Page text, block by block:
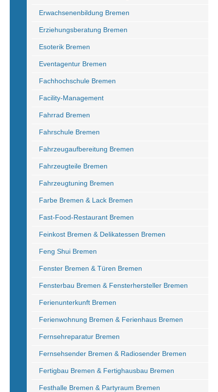
Erwachsenenbildung Bremen
Erziehungsberatung Bremen
Esoterik Bremen
Eventagentur Bremen
Fachhochschule Bremen
Facility-Management
Fahrrad Bremen
Fahrschule Bremen
Fahrzeugaufbereitung Bremen
Fahrzeugteile Bremen
Fahrzeugtuning Bremen
Farbe Bremen & Lack Bremen
Fast-Food-Restaurant Bremen
Feinkost Bremen & Delikatessen Bremen
Feng Shui Bremen
Fenster Bremen & Türen Bremen
Fensterbau Bremen & Fensterhersteller Bremen
Ferienunterkunft Bremen
Ferienwohnung Bremen & Ferienhaus Bremen
Fernsehreparatur Bremen
Fernsehsender Bremen & Radiosender Bremen
Fertigbau Bremen & Fertighausbau Bremen
Festhalle Bremen & Partyraum Bremen